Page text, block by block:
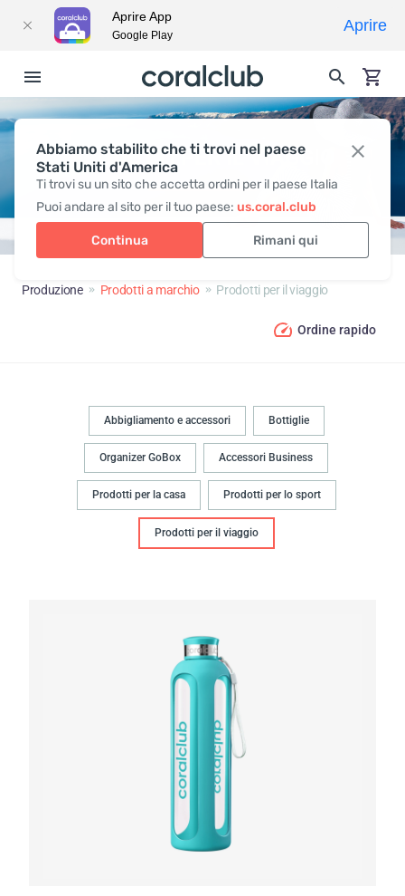
Abbiamo stabilito che ti trovi nel paese
Stati Uniti d'America
Ti trovi su un sito che accetta ordini per il paese Italia
Puoi andare al sito per il tuo paese: us.coral.club
Continua Rimani qui
PRODOTTI PER IL VIAGGIO
Produzione Prodotti a marchio Prodotti per il viaggio
Ordine rapido
Abbigliamento e accessori Bottiglie
Organizer GoBox Accessori Business
Prodotti per la casa Prodotti per lo sport
Prodotti per il viaggio
Aprire App
Google Play
Aprire